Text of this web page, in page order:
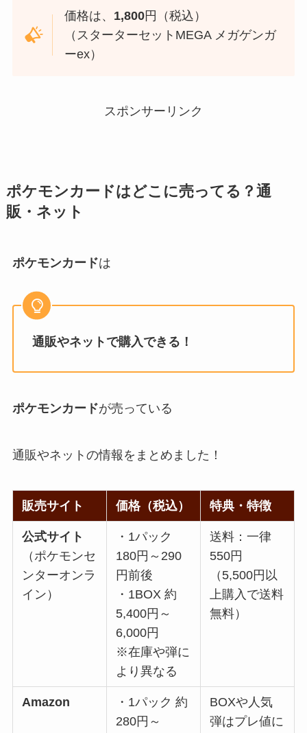
価格は、 1,800円（税込）
（スターターセットMEGA メガゲンガ
ーex）
スポンサーリンク
ポケモンカードはどこに売ってる？通
販・ネット
ポケモンカードは
通販やネットで購入できる！
ポケモンカードが売っている
通販やネットの情報をまとめました！
販売サイト 価格（税込） 特典・特徴
公式サイト
（ポケモンセ
ンターオンラ
イン）
・1パック
180円～290
円前後
・1BOX 約
5,400円～
6,000円
※在庫や弾に
より異なる
送料：一律
550円
（5,500円以
上購入で送料
無料）
Amazon
・1パック 約
280円～
BOXや人気
弾はプレ値に